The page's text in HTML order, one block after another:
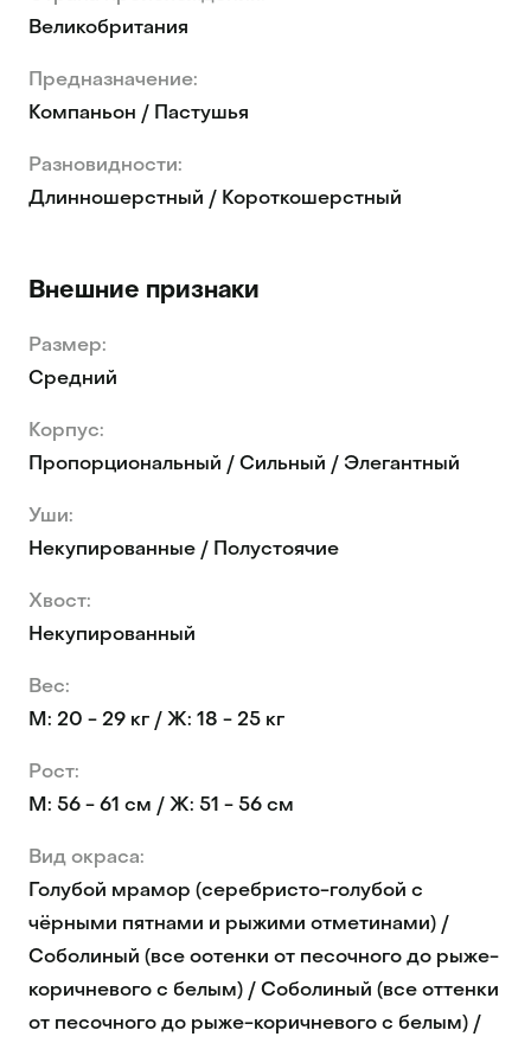
Великобритания
Предназначение:
Компаньон / Пастушья
Разновидности:
Длинношерстный / Короткошерстный
Внешние признаки
Размер:
Средний
Корпус:
Пропорциональный / Сильный / Элегантный
Уши:
Некупированные / Полустоячие
Хвост:
Некупированный
Вес:
М: 20 - 29 кг / Ж: 18 - 25 кг
Рост:
М: 56 - 61 см / Ж: 51 - 56 см
Вид окраса:
Голубой мрамор (серебристо-голубой с
чёрными пятнами и рыжими отметинами) /
Соболиный (все оотенки от песочного до рыже-
коричневого с белым) / Соболиный (все оттенки
от песочного до рыже-коричневого с белым) /